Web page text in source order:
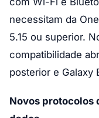
necessitam da
5.15 ou superior.
compatibilidade
posterior e Galaxy
Novos protocolos